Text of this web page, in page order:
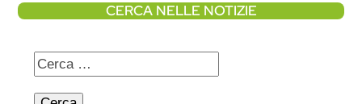
CERCA NELLE NOTIZIE